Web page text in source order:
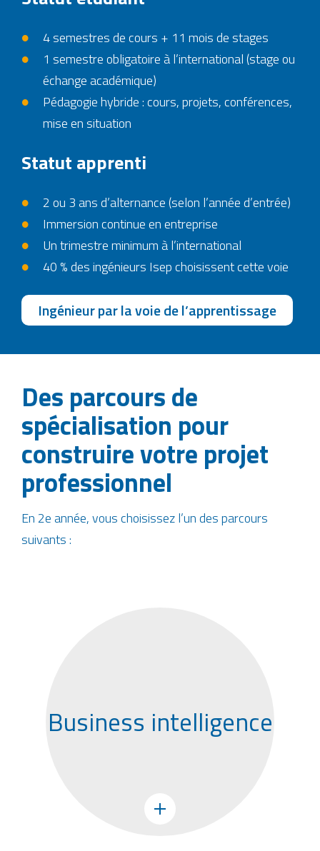
4 semestres de cours + 11 mois de stages
1 semestre obligatoire à l’international (stage ou
échange académique)
Pédagogie hybride : cours, projets, conférences,
mise en situation
Statut apprenti
2 ou 3 ans d’alternance (selon l’année d’entrée)
Immersion continue en entreprise
Un trimestre minimum à l’international
40 % des ingénieurs Isep choisissent cette voie
Ingénieur par la voie de l’apprentissage
Des parcours de
spécialisation pour
construire votre projet
professionnel
En 2e année, vous choisissez l’un des parcours
suivants :
Systèmes
embarqués